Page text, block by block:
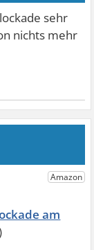
sehr
nichts mehr
am